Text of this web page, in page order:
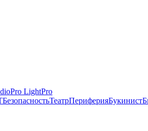
Pro LightPro
БезопасностьТеатрПериферияБукинист